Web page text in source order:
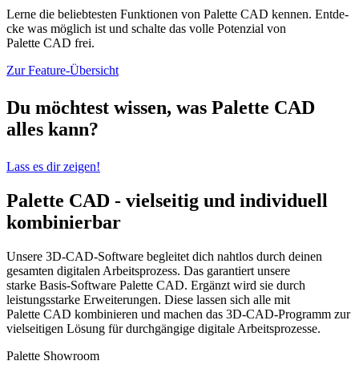
Ler­ne die beliebtesten Funk­tio­nen von Palette CAD ken­nen. Ent­de­
cke was mög­lich ist und schal­te das vol­le Po­ten­zi­al von
Palette CAD frei.
Zur Feature-Übersicht
Du möchtest wissen, was Palette CAD
alles kann?
Lass es dir zeigen!
Palette CAD - vielseitig und individuell
kombinierbar
Unsere 3D-CAD-Software begleitet dich nahtlos durch deinen
gesamten digitalen Arbeitsprozess. Das garantiert unsere
starke Basis-Software Palette CAD. Ergänzt wird sie durch
leistungsstarke Erweiterungen. Diese lassen sich alle mit
Palette CAD kombinieren und machen das 3D-CAD-Programm zur
vielseitigen Lösung für durchgängige digitale Arbeitsprozesse.
Palette Showroom